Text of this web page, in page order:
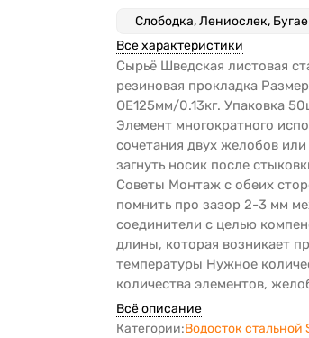
Все характеристики
Сырьё Шведская листовая
резиновая прокладка
OE125мм/0.13кг. Упаковка
Элемент многократного
сочетания двух желобов
загнуть носик после
Советы Монтаж с обеих
помнить про зазор 2-3 мм
соединители с целью
длины, которая возникает
температуры Нужное
количества элементов,
Всё описание
Категории:Водосток стальной